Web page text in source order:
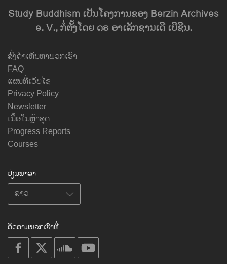
Study Buddhism ເປັນໂຄງການຂອງ Berzin Archives
e. V., ກໍ່ຕັ້ງໂດຍ ດຣ ອາເລັກຊານເດີ ເບີຊີນ.
ສົ່ງຄຳເຫັນຫາພວກເຮົາ
FAQ
ແຜນທີ່ເວັບໄຊ
Privacy Policy
Newsletter
ເນື້ອໃນຫຼ້າສຸດ
Progress Reports
Courses
ປ່ຽນພາສາ
ຕິດຕາມພວກເຮົາທີ່
on
facebook
on
on
soundcloud
on